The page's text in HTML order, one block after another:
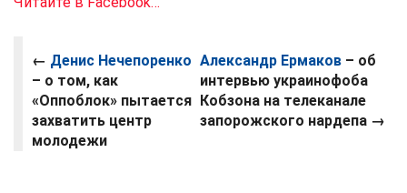
← Денис Нечепоренко
– о том, как
«Оппоблок» пытается
захватить центр
молодежи
Александр Ермаков – об
интервью украинофоба
Кобзона на телеканале
запорожского нардепа →